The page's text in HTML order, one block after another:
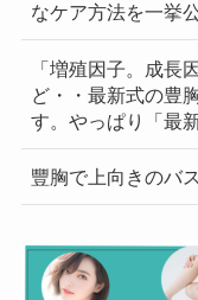
なケア方法を一挙
「増殖因子。成長
ど・・最新式の豊
す。やっぱり「最
豐胸で上向きのバ